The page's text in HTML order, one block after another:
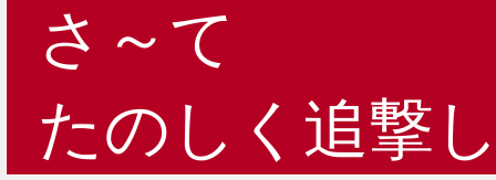
さ～て
たのしく追撃